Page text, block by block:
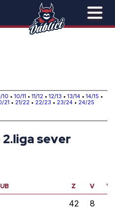
10 • 10/11 • 11/12 • 12/13 • 13/14 • 14/15 •
21 • 21/22 • 22/23 • 23/24 • 24/25
sever
Z V VP
42 8